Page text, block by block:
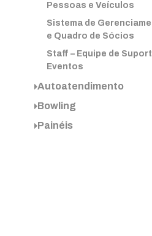
Pessoas e Veículos
Sistema de
e Quadro de Sócios
Staff – Equipe de
Eventos
Autoatendimento
Bowling
Painéis